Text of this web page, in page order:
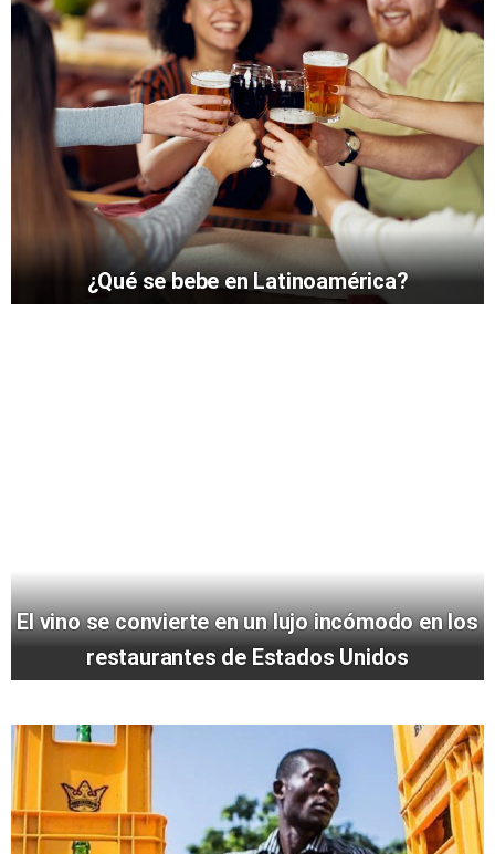
¿Qué se bebe en Latinoamérica?
El vino se convierte en un lujo incómodo en los
restaurantes de Estados Unidos